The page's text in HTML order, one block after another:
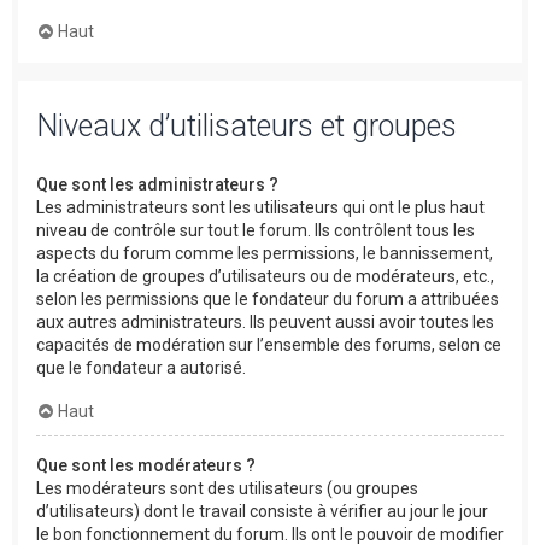
Haut
Niveaux d’utilisateurs et groupes
Que sont les administrateurs ?
Les administrateurs sont les utilisateurs qui ont le plus haut
niveau de contrôle sur tout le forum. Ils contrôlent tous les
aspects du forum comme les permissions, le bannissement,
la création de groupes d’utilisateurs ou de modérateurs, etc.,
selon les permissions que le fondateur du forum a attribuées
aux autres administrateurs. Ils peuvent aussi avoir toutes les
capacités de modération sur l’ensemble des forums, selon ce
que le fondateur a autorisé.
Haut
Que sont les modérateurs ?
Les modérateurs sont des utilisateurs (ou groupes
d’utilisateurs) dont le travail consiste à vérifier au jour le jour
le bon fonctionnement du forum. Ils ont le pouvoir de modifier